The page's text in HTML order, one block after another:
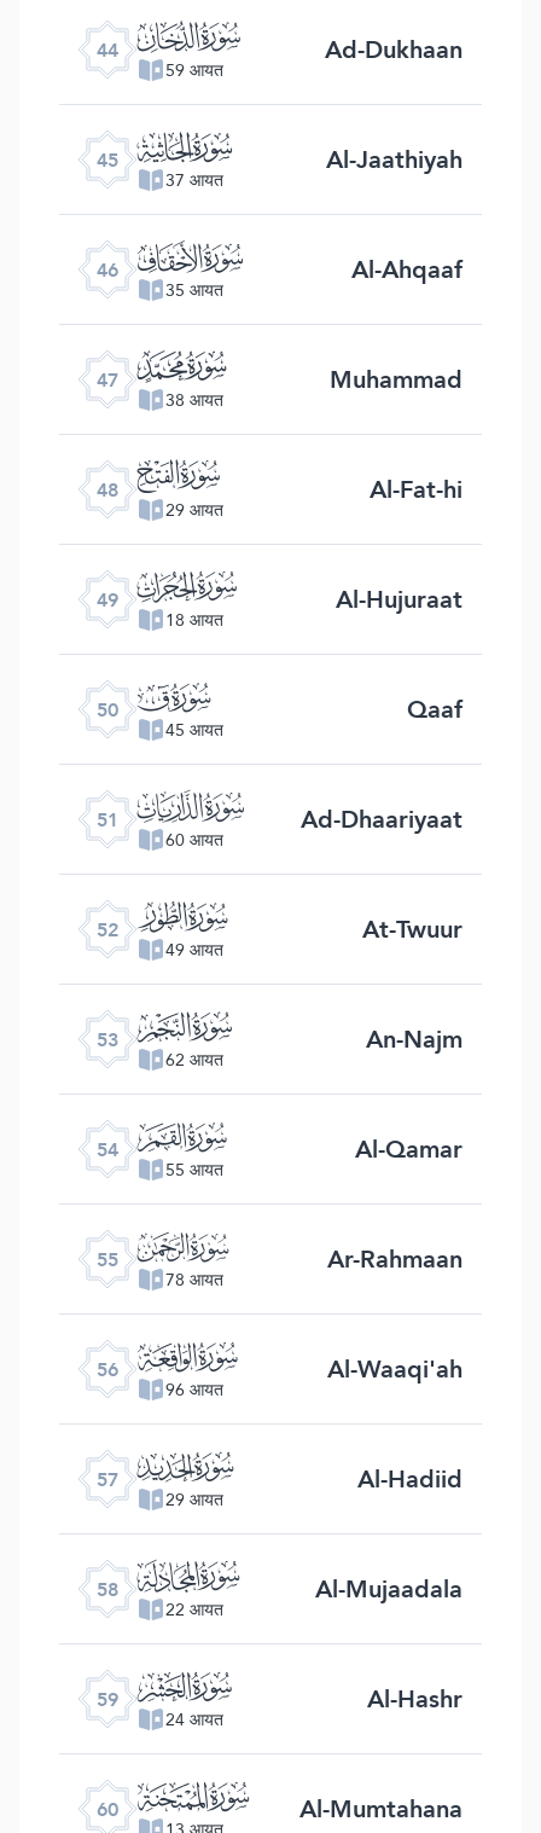
44 ﯙ
59 आयत Ad-Dukhaan
45 ﯚ
37 आयत Al-Jaathiyah
46 ﯛ
35 आयत Al-Ahqaaf
47 ﯜ
38 आयत Muhammad
48 ﯝ
29 आयत Al-Fat-hi
49 ﯞ
18 आयत Al-Hujuraat
50 ﯟ
45 आयत Qaaf
51 ﯠ
60 आयत Ad-Dhaariyaat
52 ﯡ
49 आयत At-Twuur
53 ﯢ
62 आयत An-Najm
54 ﯣ
55 आयत Al-Qamar
55 ﯤ
78 आयत Ar-Rahmaan
56 ﯥ
96 आयत Al-Waaqi'ah
57 ﯦ
29 आयत Al-Hadiid
58 ﯧ
22 आयत Al-Mujaadala
59 ﯨ
24 आयत Al-Hashr
60 ﯩ Al-Mumtahana